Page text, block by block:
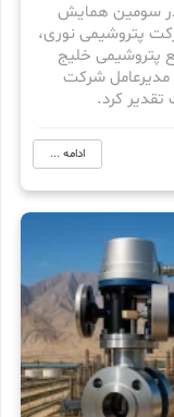
عنوان «طرح برتر سال ۱۴۰۴» در سومین همایش
پتروشیمی نوری،
پتروشیمی خلیج
مدیرعامل شرکت
تقدیر کرد.
ادامه ...